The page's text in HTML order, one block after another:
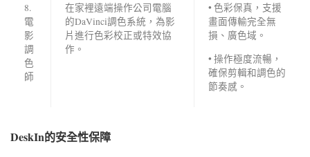
8.
電
影
調
色
師
在家裡遠端操作公司電腦
的DaVinci調色系統，為影
片進行色彩校正或特效協
作。
• 色彩保真，支援
畫面傳輸完全無
損、廣色域。
• 操作極度流暢，
確保剪輯和調色的
節奏感。
DeskIn的安全性保障